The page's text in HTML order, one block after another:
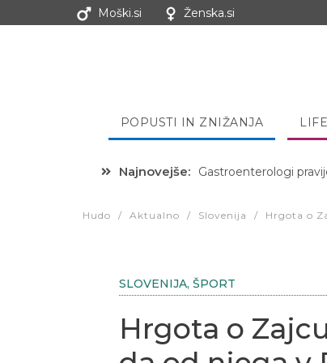
Moški.si Ženska.si
POPUSTI IN ZNIŽANJA
Najnovejše: Hibernacijska dieta:
Hudo / Aktualno / Slovenija / Hrgota o
SLOVENIJA, ŠPORT
Hrgota o